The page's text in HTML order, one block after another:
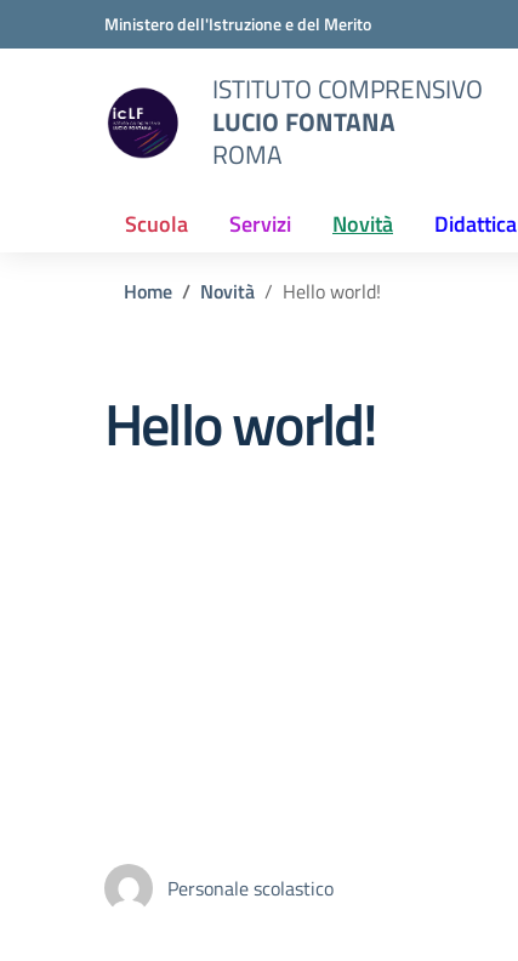
Vai ai contenuti
Vai al menu di navigazioneMinistero dell'Istruzione e del Merito
ISTITUTO COMPRENSIVO
LUCIO FONTANA
ROMA
Scuola Servizi Novità Didattica
Home Novità Hello world!
Hello world!
Personale scolastico